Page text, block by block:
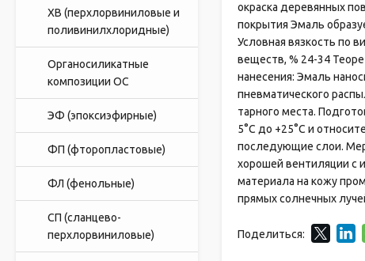
ХВ (перхлорвиниловые и
поливинилхлоридные)
Органосиликатные
композиции ОС
ЭФ (эпоксиэфирные)
ФП (фторопластовые)
ФЛ (фенольные)
СП (сланцево-
перхлорвиниловые)
окраска деревянных
покрытия Эмаль
Условная вязкость по
веществ, % 24-34
нанесения: Эмаль
пневматического
тарного места.
5°С до +25°С и
последующие слои.
хорошей вентиляции с
материала на кожу
прямых солнечных
Поделиться: